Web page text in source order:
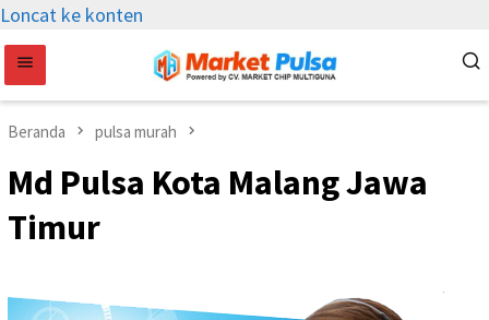
Loncat ke konten
Beranda pulsa murah
Md Pulsa Kota Malang Jawa
Timur